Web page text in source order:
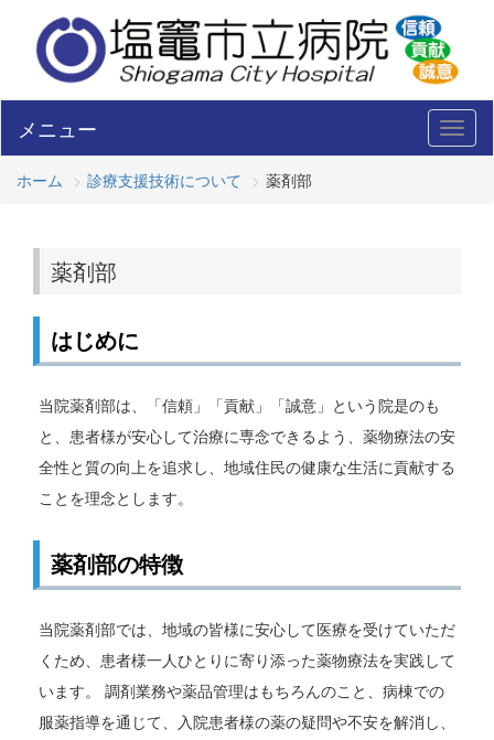
メニュー
ホーム 診療支援技術について 薬剤部
薬剤部
はじめに
当院薬剤部は、「信頼」「貢献」「誠意」という院是のも
と、患者様が安心して治療に専念できるよう、薬物療法の安
全性と質の向上を追求し、地域住民の健康な生活に貢献する
ことを理念とします。
薬剤部の特徴
当院薬剤部では、地域の皆様に安心して医療を受けていただ
くため、患者様一人ひとりに寄り添った薬物療法を実践して
います。 調剤業務や薬品管理はもちろんのこと、病棟での
服薬指導を通じて、入院患者様の薬の疑問や不安を解消し、